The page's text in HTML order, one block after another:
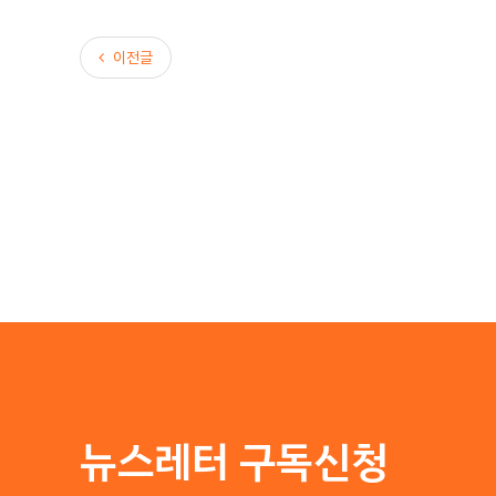
이전글이전글
뉴스레터 구독신청